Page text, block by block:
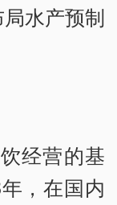
水产预制
经营的基
，在国内